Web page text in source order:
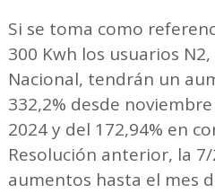
Si se toma como
300 Kwh los usuarios
Nacional, tendrán un
332,2% desde
2024 y del 172,94% en
Resolución anterior, la
aumentos hasta el mes